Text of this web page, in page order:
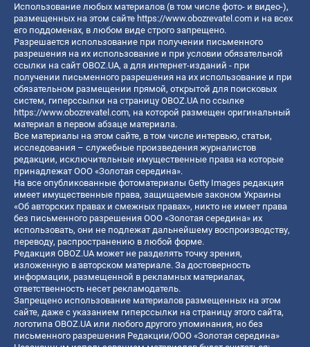
Использование любых материалов (в том числе фото- и видео-),
размещенных на этом сайте https://www.obozrevatel.com и на всех
его поддоменах, в любом виде строго запрещено.
Разрешается использование при получении письменного
разрешения на их использование и при условии обязательной
ссылки на сайт OBOZ.UA, а для интернет-изданий - при
получении письменного разрешения на их использование и при
обязательном размещении прямой, открытой для поисковых
систем, гиперссылки на страницу OBOZ.UA по ссылке
https://www.obozrevatel.com, на которой размещен оригинальный
материал в первом абзаце материала.
Все материалы на этом сайте, в том числе интервью, статьи,
исследования – служебные произведения журналистов
редакции, исключительные имущественные права на которые
принадлежат ООО «Золотая середина».
На все опубликованные фотоматериалы Getty Images редакция
имеет имущественные права, защищаемые законом Украины
«Об авторских правах и смежных правах», никто не имеет права
без письменного разрешения ООО «Золотая середина» их
использовать, они не подлежат дальнейшему воспроизводству,
переводу, распространению в любой форме.
Редакция OBOZ.UA может не разделять точку зрения,
изложенную в авторском материале. За достоверность
информации, размещенной в рекламных материалах,
ответственность несет рекламодатель.
Запрещено использование материалов размещенных на этом
сайте, даже с указанием гиперссылки на страницу этого сайта,
логотипа OBOZ.UA или любого другого упоминания, но без
письменного разрешения Редакции/ООО «Золотая середина»